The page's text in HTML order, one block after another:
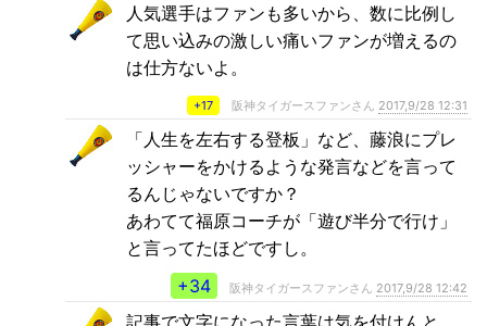
人気選手はファンも多いから、数に比例し
て思い込みの激しい痛いファンが増えるの
は仕方ないよ。
+17 阪神タイガースファンさん 2017,9/28 12:31
「人生を左右する登板」など、藤浪にプレ
ッシャーをかけるような発言などを言って
るんじゃないですか？
あわてて福原コーチが「遊び半分で行け」
と言ってたほどですし。
+34
阪神タイガースファンさん 2017,9/28 12:42
記事で文字になった言葉は気を付けんと